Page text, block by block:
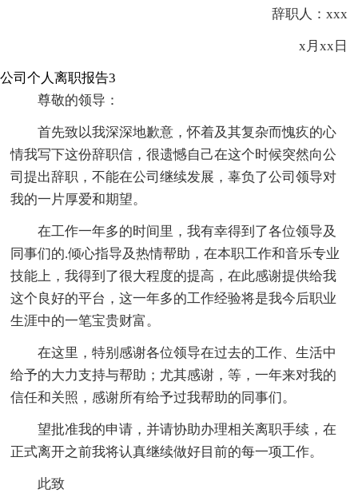
辞职人：xxx
x月xx日
公司个人离职报告3
尊敬的领导：
首先致以我深深地歉意，怀着及其复杂而愧疚的心
情我写下这份辞职信，很遗憾自己在这个时候突然向公
司提出辞职，不能在公司继续发展，辜负了公司领导对
我的一片厚爱和期望。
在工作一年多的时间里，我有幸得到了各位领导及
同事们的.倾心指导及热情帮助，在本职工作和音乐专业
技能上，我得到了很大程度的提高，在此感谢提供给我
这个良好的平台，这一年多的工作经验将是我今后职业
生涯中的一笔宝贵财富。
在这里，特别感谢各位领导在过去的工作、生活中
给予的大力支持与帮助；尤其感谢，等，一年来对我的
信任和关照，感谢所有给予过我帮助的同事们。
望批准我的申请，并请协助办理相关离职手续，在
正式离开之前我将认真继续做好目前的每一项工作。
此致